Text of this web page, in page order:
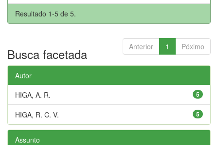
Resultado 1-5 de 5.
Anterior 1 Póximo
Busca facetada
Autor
5
HIGA, A. R.
5
HIGA, R. C. V.
Assunto